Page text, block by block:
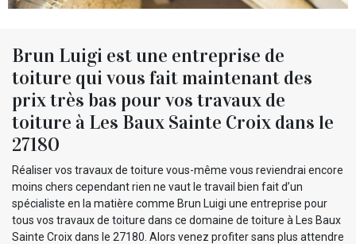
Brun Luigi est une entreprise de
toiture qui vous fait maintenant des
prix très bas pour vos travaux de
toiture à Les Baux Sainte Croix dans le
27180
Réaliser vos travaux de toiture vous-même vous reviendrai encore
moins chers cependant rien ne vaut le travail bien fait d’un
spécialiste en la matière comme Brun Luigi une entreprise pour
tous vos travaux de toiture dans ce domaine de toiture à Les Baux
Sainte Croix dans le 27180. Alors venez profiter sans plus attendre